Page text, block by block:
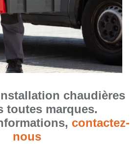
chaudières
toutes marques.
contactez-
nous